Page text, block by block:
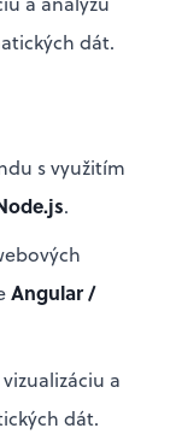
dát.
s využitím
.
Angular /
a
dát.